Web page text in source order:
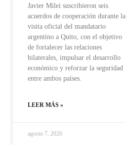
Javier Milei suscribieron seis
acuerdos de cooperación durante la
visita oficial del mandatario
argentino a Quito, con el objetivo
de fortalecer las relaciones
bilaterales, impulsar el desarrollo
económico y reforzar la seguridad
entre ambos países.
LEER MÁS »
agosto 7, 2026